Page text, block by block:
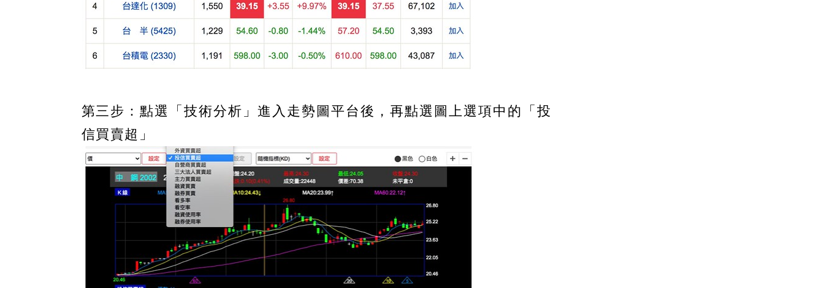
第三步：點選「技術分析」進入走勢圖平台後，再點選圖上選項中的「投
信買賣超」